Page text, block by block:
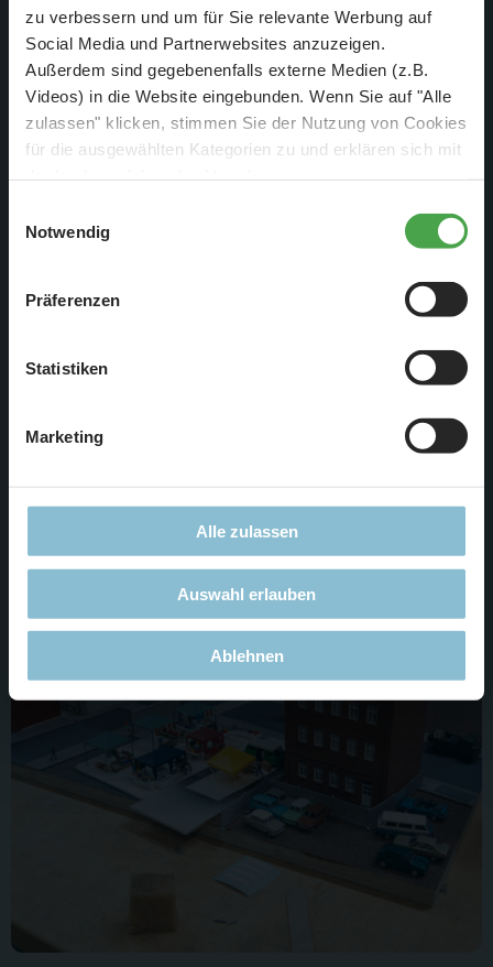
zu verbessern und um für Sie relevante Werbung auf
Social Media und Partnerwebsites anzuzeigen.
Außerdem sind gegebenenfalls externe Medien (z.B.
Videos) in die Website eingebunden. Wenn Sie auf "Alle
zulassen" klicken, stimmen Sie der Nutzung von Cookies
für die ausgewählten Kategorien zu und erklären sich mit
diese Einstellungen jederzeit über die Schaltfläche
zustimmen, beschränken wir uns auf die technisch
notwendigen Cookies. Weitere Informationen finden Sie in
Notwendig
Präferenzen
Statistiken
Marketing
Alle zulassen
Auswahl erlauben
Ablehnen
Nein, das ist bereits die zweite Platte für die neuen Dioramen
für die Sonderausstellung "Die Geteilte Stadt".
Die Platte von letzter Woche ist gewachsen und neben einem
einsamen Haus sind nun Markstände, Demonstrationen und
übergroße Rothaarige zu finden.